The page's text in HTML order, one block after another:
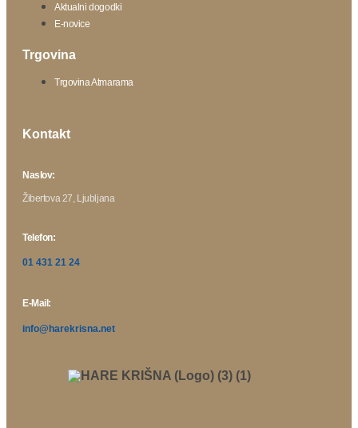
Aktualni dogodki
E-novice
Trgovina
Trgovina Atmarama
Kontakt
Naslov:
Žibertova 27, Ljubljana
Telefon:
01 431 21 24
E-Mail:
info@harekrisna.net